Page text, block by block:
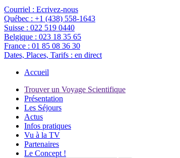
Courriel : Ecrivez-nous
Québec : +1 (438) 558-1643
Suisse : 022 519 0440
Belgique : 023 18 35 65
France : 01 85 08 36 30
Dates, Places, Tarifs : en direct
Accueil
Trouver un Voyage Scientifique
Présentation
Les Séjours
Actus
Infos pratiques
Vu à la TV
Partenaires
Le Concept !